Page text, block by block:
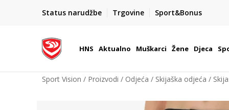
Status narudžbe Trgovine Sport&Bonus
BOX NOW
Dostava 1,50 €
| Više od 800 paketomata u
HNS Aktualno Muškarci Žene Djeca
Sport Vision Proizvodi Odjeća Skijaška odjeća